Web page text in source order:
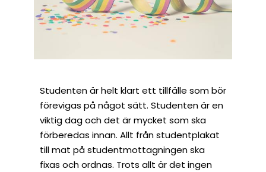
Studenten är helt klart ett tillfälle som bör
förevigas på något sätt. Studenten är en
viktig dag och det är mycket som ska
förberedas innan. Allt från studentplakat
till mat på studentmottagningen ska
fixas och ordnas. Trots allt är det ingen